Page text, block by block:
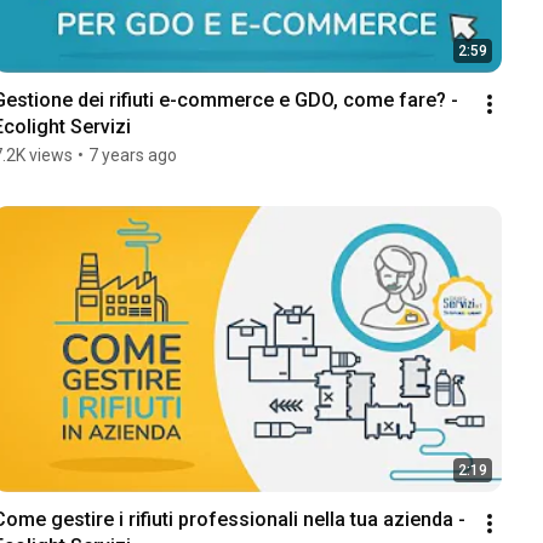
2:59
dei rifiuti e-commerce e GDO, come fare? -
Servizi
views • 7 years ago
2:19
gestire i rifiuti professionali nella tua azienda -